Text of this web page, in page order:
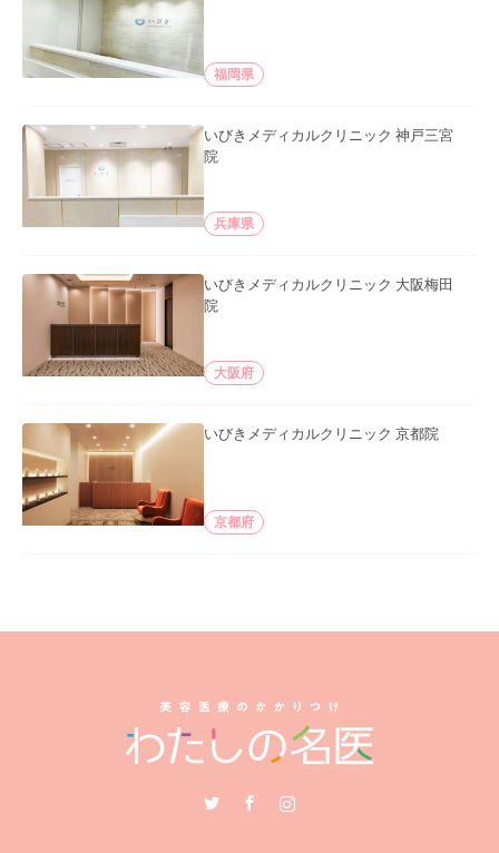
福岡県
いびきメディカルクリニック 神戸三宮
院
兵庫県
いびきメディカルクリニック 大阪梅田
院
大阪府
いびきメディカルクリニック 京都院
京都府
Instagram